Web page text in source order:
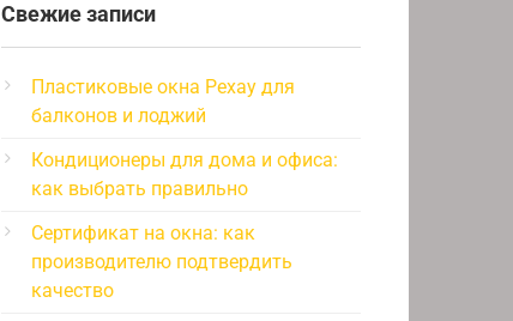
Свежие записи
Пластиковые окна Рехау для
балконов и лоджий
Кондиционеры для дома и офиса:
как выбрать правильно
Сертификат на окна: как
производителю подтвердить
качество